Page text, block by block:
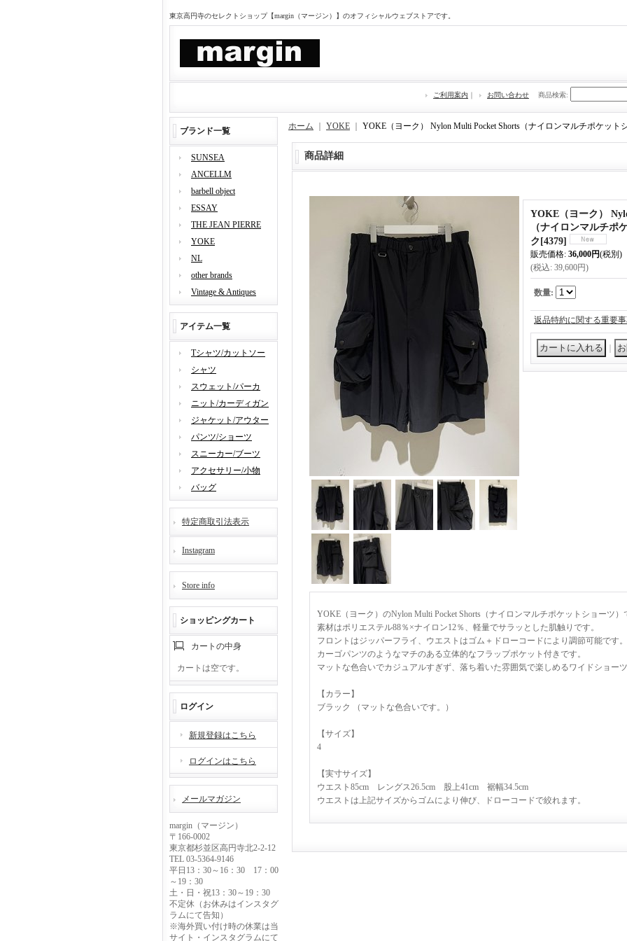
東京高円寺のセレクトショップ【margin（マージン）】のオフィシャルウェブストアです。
ご利用案内 ｜ お問い合わせ 商品検索:
ブランド一覧
SUNSEA
ANCELLM
barbell object
ESSAY
THE JEAN PIERRE
YOKE
NL
other brands
Vintage & Antiques
アイテム一覧
Tシャツ/カットソー
シャツ
スウェット/パーカ
ニット/カーディガン
ジャケット/アウター
パンツ/ショーツ
スニーカー/ブーツ
アクセサリー/小物
バッグ
特定商取引法表示
Instagram
Store info
ショッピングカート
カートの中身
カートは空です。
ログイン
新規登録はこちら
ログインはこちら
メールマガジン
margin（マージン）
〒166-0002
東京都杉並区高円寺北2-2-12
TEL 03-5364-9146
平日13：30～16：30 17：00
～19：30
土・日・祝13：30～19：30
不定休（お休みはインスタグ
ラムにて告知）
※海外買い付け時の休業は当
サイト・インスタグラムにて
ホーム YOKE YOKE（ヨーク） Nylon Multi Pocket Shorts（ナイロンマルチポケット
商品詳細
YOKE（ヨーク）
（ナイロンマルチポ
ク [4379]
販売価格: 36,000円(税別)
(税込: 39,600円)
数量:
返品特約に関する重要
YOKE（ヨーク）のNylon Multi Pocket Shorts（ナイロンマルチポケットショーツ）
素材はポリエステル88％×ナイロン12％、軽量でサラッとした肌触りです。
フロントはジッパーフライ、ウエストはゴム＋ドローコードにより調節可能です。
カーゴパンツのようなマチのある立体的なフラップポケット付きです。
マットな色合いでカジュアルすぎず、落ち着いた雰囲気で楽しめるワイドショーツ
【カラー】
ブラック （マットな色合いです。）
【サイズ】
4
【実寸サイズ】
ウエスト85cm レングス26.5cm 股上41cm 裾幅34.5cm
ウエストは上記サイズからゴムにより伸び、ドローコードで絞れます。